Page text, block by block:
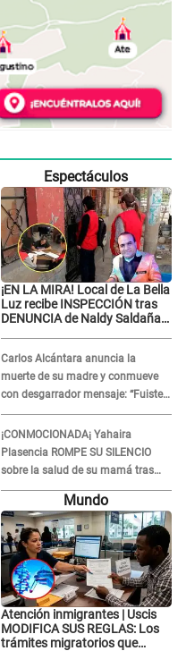
Espectáculos
¡EN LA MIRA! Local de La Bella
Luz recibe INSPECCIÓN tras
DENUNCIA de Naldy Saldaña
Carlos Alcántara anuncia la
muerte de su madre y conmueve
con desgarrador mensaje: “Fuiste
una gran mujer”
¡CONMOCIONADA¡ Yahaira
Plasencia ROMPE SU SILENCIO
sobre la salud de su mamá tras
APARECER en centro oncológico:
“La oración tiene poder”
Mundo
Atención inmigrantes | Uscis
MODIFICA SUS REGLAS: Los
trámites migratorios que